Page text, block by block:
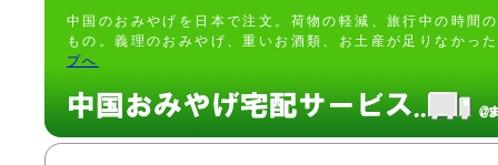
中国のおみやげを日本で注文。荷物の軽減、旅行中の時間
もの。義理のおみやげ、重いお酒類、お土産が足りな
プへ